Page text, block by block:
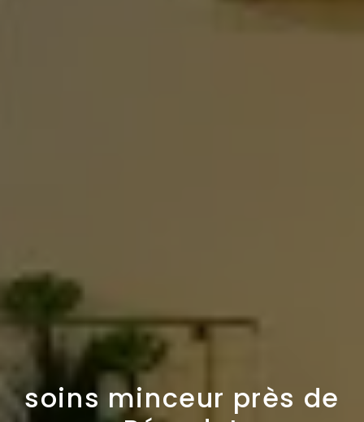
soins minceur près de